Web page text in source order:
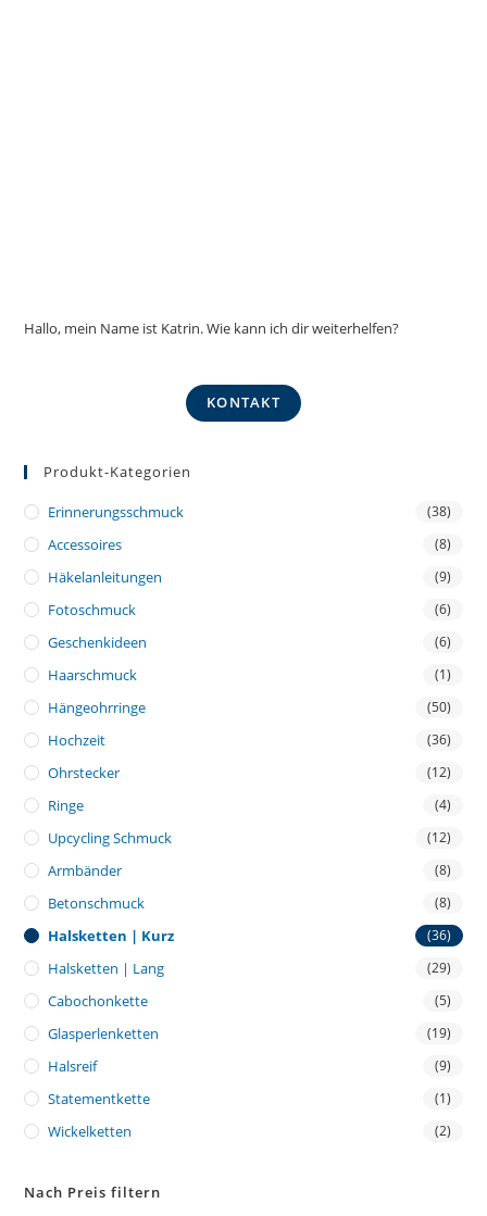
Hallo, mein Name ist Katrin. Wie kann ich dir weiterhelfen?
KONTAKT
Produkt-Kategorien
Erinnerungsschmuck (38)
Accessoires (8)
Häkelanleitungen (9)
Fotoschmuck (6)
Geschenkideen (6)
Haarschmuck (1)
Hängeohrringe (50)
Hochzeit (36)
Ohrstecker (12)
Ringe (4)
Upcycling Schmuck (12)
Armbänder (8)
Betonschmuck (8)
Halsketten | Kurz (36)
Halsketten | Lang (29)
Cabochonkette (5)
Glasperlenketten (19)
Halsreif (9)
Statementkette (1)
Wickelketten (2)
Nach Preis filtern